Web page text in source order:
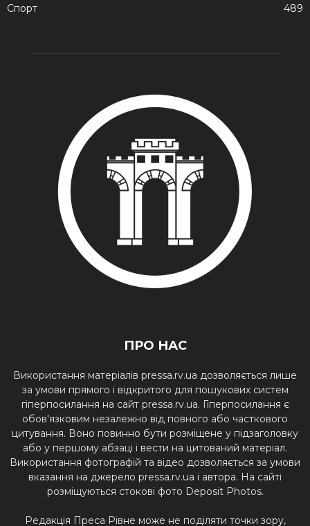
Спорт
489
ПРО НАС
Використання матеріалів pressa.rv.ua дозволяється лише
за умови прямого і відкритого для пошукових систем
гіперпосилання на сайт pressa.rv.ua. Гіперпосилання є
обов'язковим незалежно від повного або часткового
цитування. Воно повинно бути розміщене у підзаголовку
або у першому абзаці і вести на цитований матеріал.
Використання фотографій та відео дозволяється за умови
вказання на джерело pressa.rv.ua і автора. На сайті
розміщуються стокові фото Deposit Photos.
Редакція Преса Рівне може не поділяти точки зору,